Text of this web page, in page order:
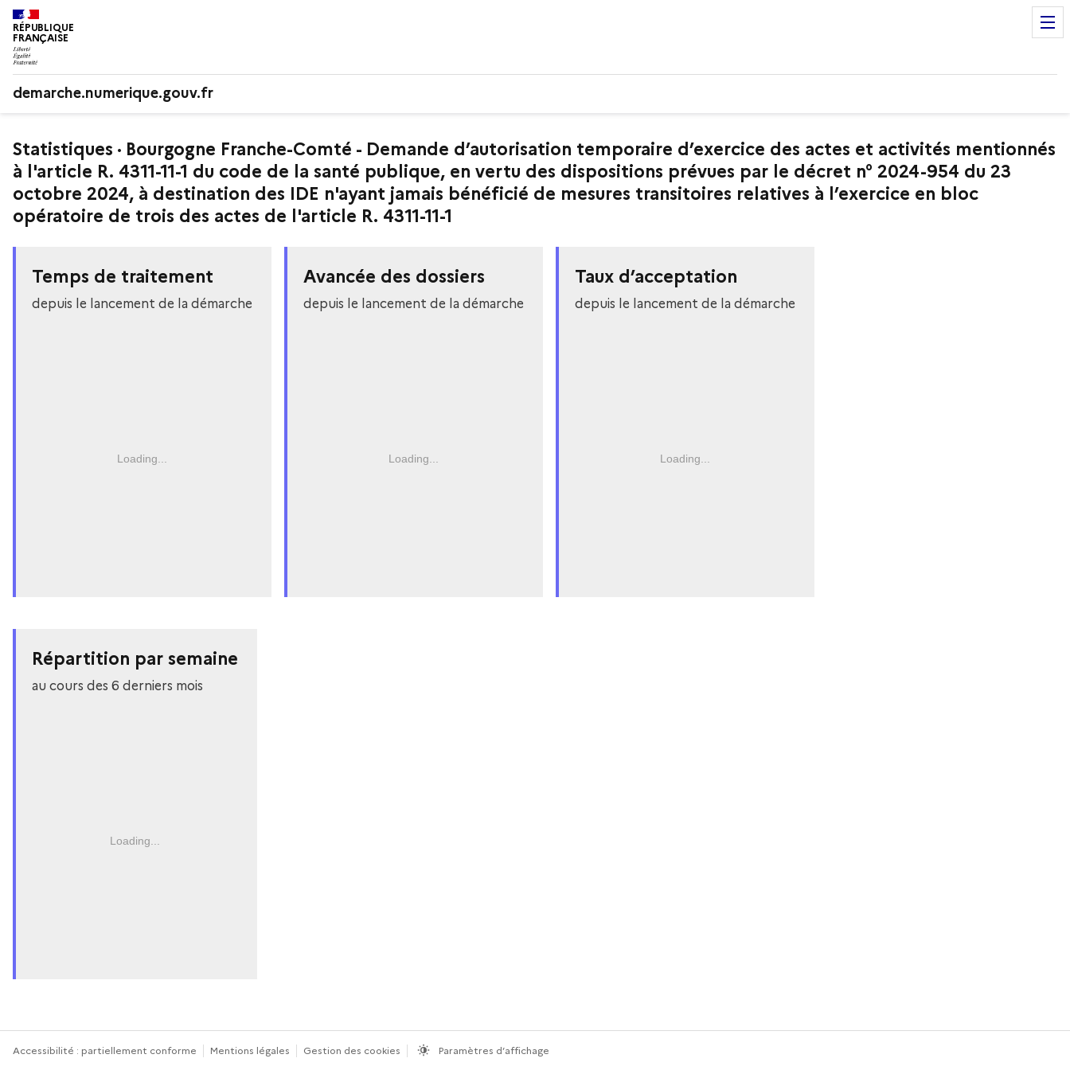
RÉPUBLIQUE
FRANÇAISE
demarche.numerique.gouv.fr
Statistiques · Bourgogne Franche-Comté - Demande d’autorisation temporaire d’exercice des actes et activités mentionnés
à l'article R. 4311-11-1 du code de la santé publique, en vertu des dispositions prévues par le décret n° 2024-954 du 23
octobre 2024, à destination des IDE n'ayant jamais bénéficié de mesures transitoires relatives à l’exercice en bloc
opératoire de trois des actes de l'article R. 4311-11-1
Temps de traitement
depuis le lancement de la démarche
Loading...
Avancée des dossiers
depuis le lancement de la démarche
Loading...
Taux d’acceptation
depuis le lancement de la démarche
Loading...
Répartition par semaine
au cours des 6 derniers mois
Loading...
Accessibilité : partiellement conforme Mentions légales Gestion des cookies Paramètres d’affichage